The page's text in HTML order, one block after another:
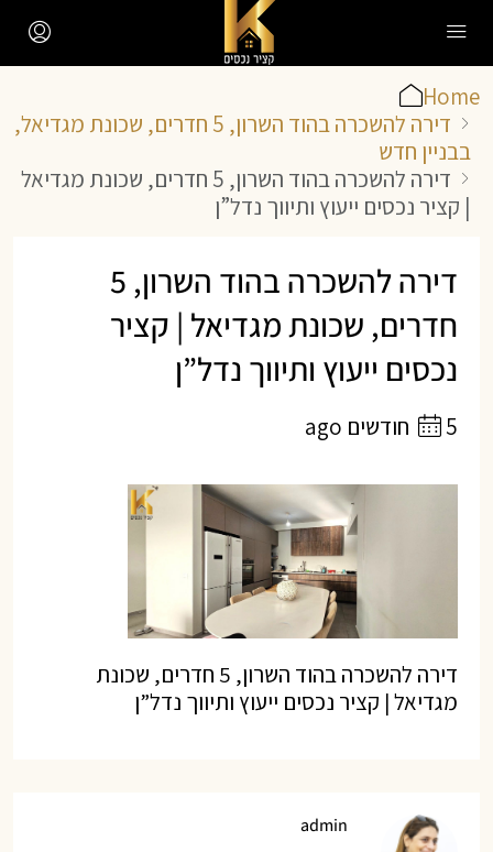
Home
דירה להשכרה בהוד השרון, 5 חדרים, שכונת מגדיאל,
בבניין חדש
דירה להשכרה בהוד השרון, 5 חדרים, שכונת מגדיאל
| קציר נכסים ייעוץ ותיווך נדל”ן
דירה להשכרה בהוד השרון, 5
חדרים, שכונת מגדיאל | קציר
נכסים ייעוץ ותיווך נדל”ן
5 חודשים ago
דירה להשכרה בהוד השרון, 5 חדרים, שכונת
מגדיאל | קציר נכסים ייעוץ ותיווך נדל”ן
admin